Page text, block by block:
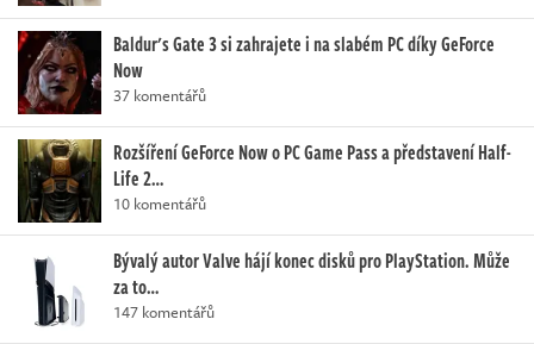
Baldur's Gate 3 si zahrajete i na slabém PC díky GeForce
Now
37 komentářů
Rozšíření GeForce Now o PC Game Pass a představení Half-
Life 2…
10 komentářů
Bývalý autor Valve hájí konec disků pro PlayStation. Může
za to…
147 komentářů